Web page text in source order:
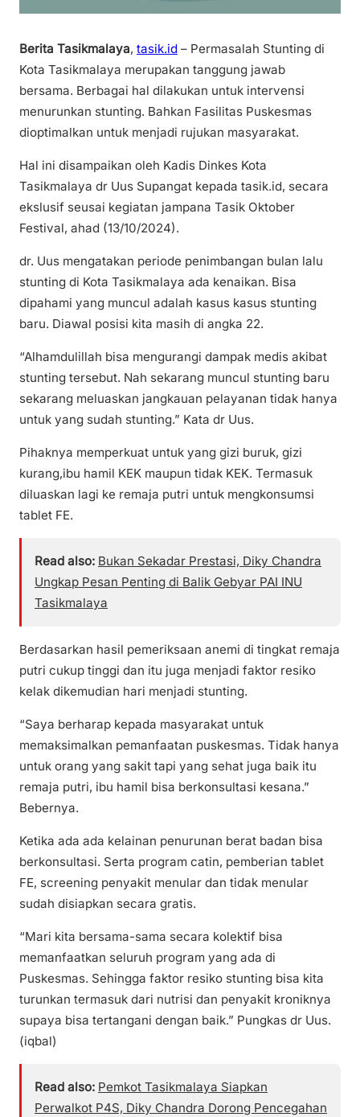
Berita Tasikmalaya, tasik.id – Permasalah Stunting di
Kota Tasikmalaya merupakan tanggung jawab
bersama. Berbagai hal dilakukan untuk intervensi
menurunkan stunting. Bahkan Fasilitas Puskesmas
dioptimalkan untuk menjadi rujukan masyarakat.
Hal ini disampaikan oleh Kadis Dinkes Kota
Tasikmalaya dr Uus Supangat kepada tasik.id, secara
ekslusif seusai kegiatan jampana Tasik Oktober
Festival, ahad (13/10/2024).
dr. Uus mengatakan periode penimbangan bulan lalu
stunting di Kota Tasikmalaya ada kenaikan. Bisa
dipahami yang muncul adalah kasus kasus stunting
baru. Diawal posisi kita masih di angka 22.
“Alhamdulillah bisa mengurangi dampak medis akibat
stunting tersebut. Nah sekarang muncul stunting baru
sekarang meluaskan jangkauan pelayanan tidak hanya
untuk yang sudah stunting.” Kata dr Uus.
Pihaknya memperkuat untuk yang gizi buruk, gizi
kurang,ibu hamil KEK maupun tidak KEK. Termasuk
diluaskan lagi ke remaja putri untuk mengkonsumsi
tablet FE.
Read also: Bukan Sekadar Prestasi, Diky Chandra
Ungkap Pesan Penting di Balik Gebyar PAI INU
Tasikmalaya
Berdasarkan hasil pemeriksaan anemi di tingkat remaja
putri cukup tinggi dan itu juga menjadi faktor resiko
kelak dikemudian hari menjadi stunting.
“Saya berharap kepada masyarakat untuk
memaksimalkan pemanfaatan puskesmas. Tidak hanya
untuk orang yang sakit tapi yang sehat juga baik itu
remaja putri, ibu hamil bisa berkonsultasi kesana.”
Bebernya.
Ketika ada ada kelainan penurunan berat badan bisa
berkonsultasi. Serta program catin, pemberian tablet
FE, screening penyakit menular dan tidak menular
sudah disiapkan secara gratis.
“Mari kita bersama-sama secara kolektif bisa
memanfaatkan seluruh program yang ada di
Puskesmas. Sehingga faktor resiko stunting bisa kita
turunkan termasuk dari nutrisi dan penyakit kroniknya
supaya bisa tertangani dengan baik.” Pungkas dr Uus.
(iqbal)
Read also: Pemkot Tasikmalaya Siapkan
Perwalkot P4S, Diky Chandra Dorong Pencegahan